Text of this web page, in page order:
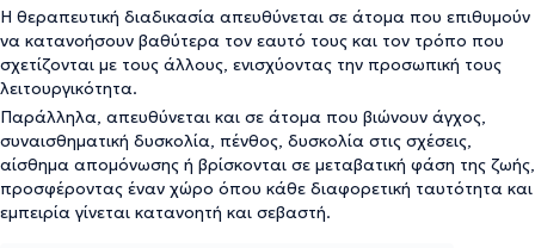
Η θεραπευτική διαδικασία απευθύνεται σε άτομα που επιθυμούν
να κατανοήσουν βαθύτερα τον εαυτό τους και τον τρόπο που
σχετίζονται με τους άλλους, ενισχύοντας την προσωπική τους
λειτουργικότητα.
Παράλληλα, απευθύνεται και σε άτομα που βιώνουν άγχος,
συναισθηματική δυσκολία, πένθος, δυσκολία στις σχέσεις,
αίσθημα απομόνωσης ή βρίσκονται σε μεταβατική φάση της ζωής,
προσφέροντας έναν χώρο όπου κάθε διαφορετική ταυτότητα και
εμπειρία γίνεται κατανοητή και σεβαστή.